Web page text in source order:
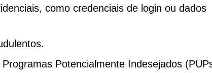
como credenciais de login ou dados
Potencialmente Indesejados